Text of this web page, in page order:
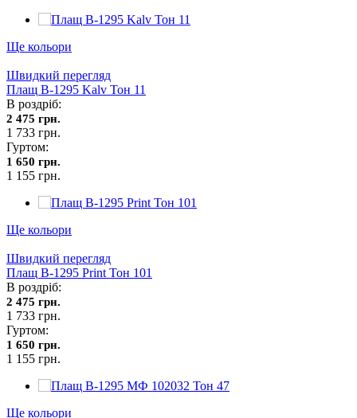
Ще кольори
Швидкий перегляд
Плащ В-1295 Kalv Тон 11
В роздріб:
2 475 грн.
1 733 грн.
Гуртом:
1 650 грн.
1 155 грн.
Ще кольори
Швидкий перегляд
Плащ В-1295 Print Тон 101
В роздріб:
2 475 грн.
1 733 грн.
Гуртом:
1 650 грн.
1 155 грн.
Ще кольори